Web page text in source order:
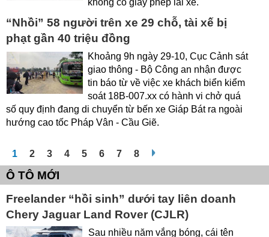
“Nhồi” 58 người trên xe 29 chỗ, tài xế bị
phạt gần 40 triệu đồng
Khoảng 9h ngày 29-10, Cục Cảnh sát
giao thông - Bộ Công an nhận được
tin báo từ về việc xe khách biển kiểm
soát 18B-007.xx có hành vi chở quá
số quy định đang di chuyển từ bến xe Giáp Bát ra ngoài
hướng cao tốc Pháp Vân - Cầu Giẽ.
1 2 3 4 5 6 7 8
Ô TÔ MỚI
Freelander “hồi sinh” dưới tay liên doanh
Chery Jaguar Land Rover (CJLR)
Sau nhiều năm vắng bóng, cái tên